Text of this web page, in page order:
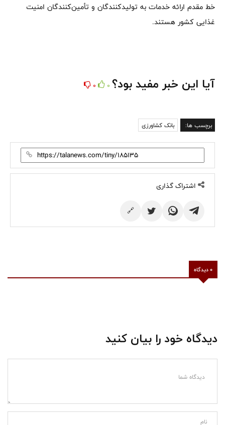
خط مقدم ارائه خدمات به تولیدکنندگان و تأمین‌کنندگان امنیت
غذایی کشور هستند.
آیا این خبر مفید بود؟ 0
0
برچسب ها: بانک کشاورزی
اشتراک گذاری
🔗
0 دیدگاه
دیدگاه خود را بیان کنید